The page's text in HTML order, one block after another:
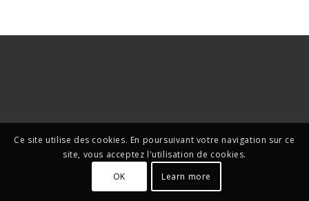
Ce site utilise des cookies. En poursuivant votre navigation sur ce
site, vous acceptez l'utilisation de cookies.
OK
Learn more